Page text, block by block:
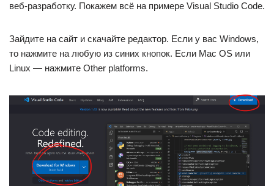
веб-разработку. Покажем всё на примере Visual Studio Code.
Зайдите на сайт и скачайте редактор. Если у вас Windows,
то нажмите на любую из синих кнопок. Если Mac OS или
Linux — нажмите Other platforms.